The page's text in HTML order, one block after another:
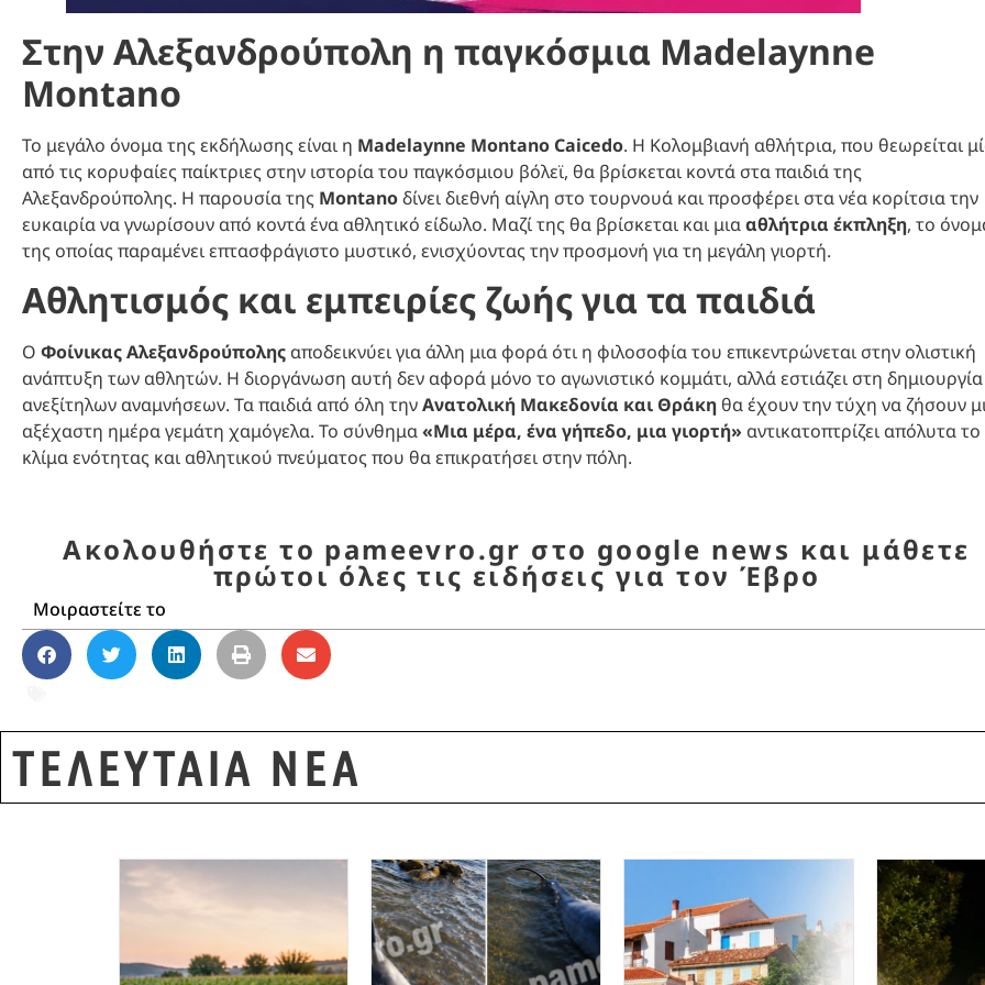
Στην Αλεξανδρούπολη η παγκόσμια Madelaynne
Montano
Το μεγάλο όνομα της εκδήλωσης είναι η Madelaynne Montano Caicedo. Η Κολομβιανή αθλήτρια, που θεωρείται
από τις κορυφαίες παίκτριες στην ιστορία του παγκόσμιου βόλεϊ, θα βρίσκεται κοντά στα παιδιά της
Αλεξανδρούπολης. Η παρουσία της Montanoδίνει διεθνή αίγλη στο τουρνουά και προσφέρει στα νέα κορίτσια την
ευκαιρία να γνωρίσουν από κοντά ένα αθλητικό είδωλο. Μαζί της θα βρίσκεται και μιααθλήτρια έκπληξη, το
της οποίας παραμένει επτασφράγιστο μυστικό, ενισχύοντας την προσμονή για τη μεγάλη γιορτή.
Αθλητισμός και εμπειρίες ζωής για τα παιδιά
Ο Φοίνικας Αλεξανδρούπολης αποδεικνύει για άλλη μια φορά ότι η φιλοσοφία του επικεντρώνεται στην ολιστική
ανάπτυξη των αθλητών. Η διοργάνωση αυτή δεν αφορά μόνο το αγωνιστικό κομμάτι, αλλά εστιάζει στη δημιουργία
ανεξίτηλων αναμνήσεων. Τα παιδιά από όλη τηνΑνατολική Μακεδονία και Θράκη θα έχουν την τύχη να ζήσουν
αξέχαστη ημέρα γεμάτη χαμόγελα. Το σύνθημα«Μια μέρα, ένα γήπεδο, μια γιορτή» αντικατοπτρίζει απόλυτα το
κλίμα ενότητας και αθλητικού πνεύματος που θα επικρατήσει στην πόλη.
Ακολουθήστε το pameevro.gr στο google news και μάθετε
πρώτοι όλες τις ειδήσεις για τον Έβρο
Μοιραστείτε το
ΤΕΛΕΥΤΑΙΑ ΝΕΑ